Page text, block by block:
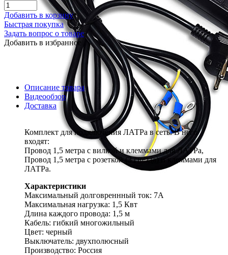
Добавить в корзину
Быстрая покупка
Задать вопрос о товаре
Добавить в избранное
Описание товара
Видеообзор
Доставка
Комплект для подключения ЛАТРа в сеть. В него
входят:
Провод 1,5 метра с вилкой и клеммами для ЛАТРа,
Провод 1,5 метра с розеткой (3 гнезда) и клеммами для
ЛАТРа.
Характеристики
Максимальный долговреннный ток: 7А
Максимальная нагрузка: 1,5 Квт
Длина каждого провода: 1,5 м
Кабель: гибкий многожильный
Цвет: черный
Выключатель: двухполюсный
Производство: Россия